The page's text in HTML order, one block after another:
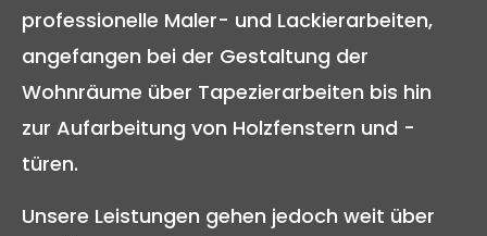
professionelle Maler- und Lackierarbeiten,
angefangen bei der Gestaltung der
Wohnräume über Tapezierarbeiten bis hin
zur Aufarbeitung von Holzfenstern und -
türen.
Unsere Leistungen gehen jedoch weit über